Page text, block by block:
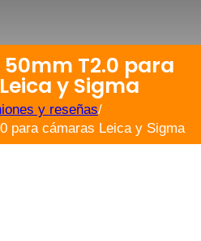
50mm T2.0 para
y Sigma
y reseñas/
para cámaras Leica y Sigma